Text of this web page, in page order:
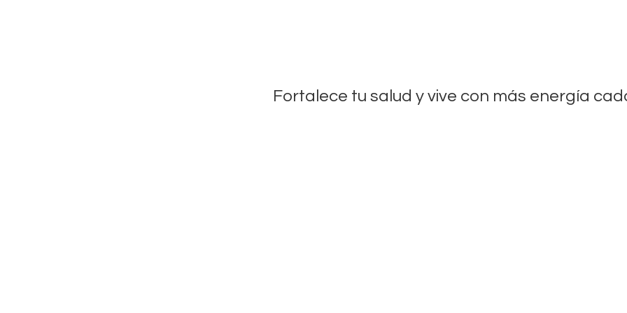
Fortalece tu salud y vive con más energía